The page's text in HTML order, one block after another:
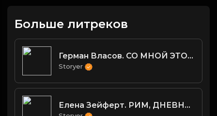
Больше литреков
Герман Власов. СО МНОЙ ЭТО БЫЛО
Storyer
Елена Зейферт. РИМ, ДНЕВНОЕ СТЕКЛО